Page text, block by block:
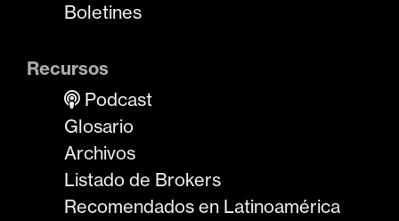
Boletines
Recursos
Podcast
Glosario
Archivos
Listado de Brokers
Recomendados en Latinoamérica